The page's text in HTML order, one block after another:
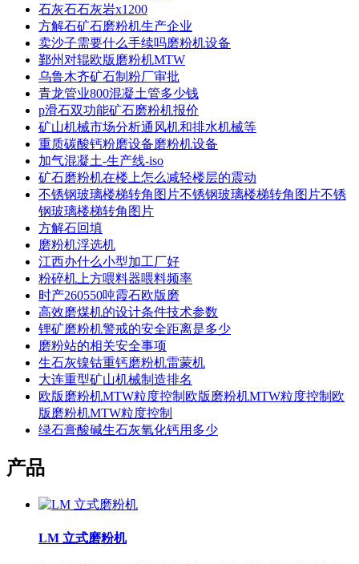
石灰石石灰岩x1200
方解石矿石磨粉机生产企业
卖沙子需要什么手续吗磨粉机设备
鄞州对辊欧版磨粉机MTW
乌鲁木齐矿石制粉厂审批
青龙管业800混凝土管多少钱
p滑石双功能矿石磨粉机报价
矿山机械市场分析通风机和排水机械等
重质碳酸钙粉磨设备磨粉机设备
加气混凝土-生产线-iso
矿石磨粉机在楼上怎么减轻楼层的震动
不锈钢玻璃楼梯转角图片不锈钢玻璃楼梯转角图片不锈
钢玻璃楼梯转角图片
方解石回填
磨粉机浮选机
江西办什么小型加工厂好
粉碎机上方喂料器喂料频率
时产260550吨霞石欧版磨
高效磨煤机的设计条件技术参数
锂矿磨粉机警戒的安全距离是多少
磨粉站的相关安全事项
生石灰镍钴重钙磨粉机雷蒙机
大连重型矿山机械制造排名
欧版磨粉机MTW粒度控制欧版磨粉机MTW粒度控制欧
版磨粉机MTW粒度控制
绿石膏酸碱生石灰氧化钙用多少
产品
LM 立式磨粉机